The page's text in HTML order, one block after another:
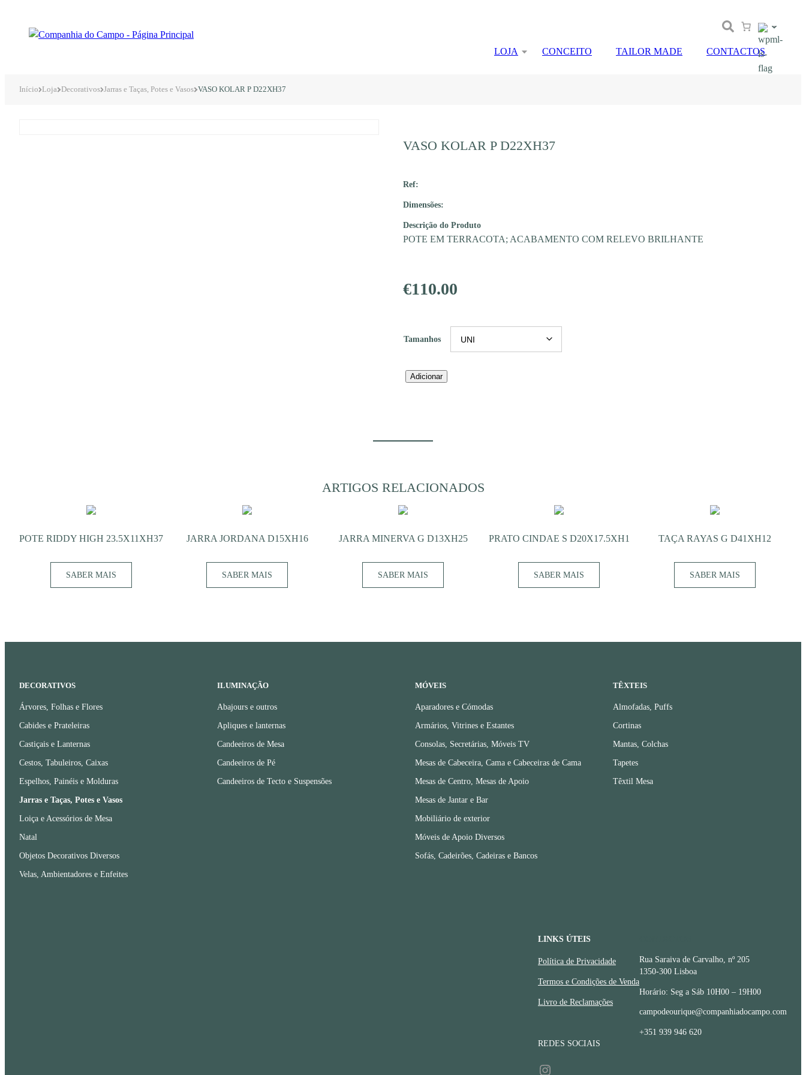
LOJA CONCEITO TAILOR MADE CONTACTOS
Início Loja Decorativos Jarras e Taças, Potes e Vasos VASO KOLAR P D22XH37
VASO KOLAR P D22XH37
Ref:
Dimensões:
Descrição do Produto
POTE EM TERRACOTA; ACABAMENTO COM RELEVO BRILHANTE
€110.00
Tamanhos
Quantidade
Adicionar
ARTIGOS RELACIONADOS
POTE RIDDY HIGH 23.5X11XH37
SABER MAIS
JARRA JORDANA D15XH16
SABER MAIS
JARRA MINERVA G D13XH25
SABER MAIS
PRATO CINDAE S D20X17.5XH1
SABER MAIS
TAÇA RAYAS G D41XH12
SABER MAIS
DECORATIVOS
Árvores, Folhas e Flores
Cabides e Prateleiras
Castiçais e Lanternas
Cestos, Tabuleiros, Caixas
Espelhos, Painéis e Molduras
Jarras e Taças, Potes e Vasos
Loiça e Acessórios de Mesa
Natal
Objetos Decorativos Diversos
Velas, Ambientadores e Enfeites
ILUMINAÇÃO
Abajours e outros
Apliques e lanternas
Candeeiros de Mesa
Candeeiros de Pé
Candeeiros de Tecto e Suspensões
MÓVEIS
Aparadores e Cómodas
Armários, Vitrines e Estantes
Consolas, Secretárias, Móveis TV
Mesas de Cabeceira, Cama e Cabeceiras de Cama
Mesas de Centro, Mesas de Apoio
Mesas de Jantar e Bar
Mobiliário de exterior
Móveis de Apoio Diversos
Sofás, Cadeirões, Cadeiras e Bancos
TÊXTEIS
Almofadas, Puffs
Cortinas
Mantas, Colchas
Tapetes
Têxtil Mesa
LINKS ÚTEIS
Política de Privacidade
Termos e Condições de Venda
Livro de Reclamações
REDES SOCIAIS
Instagram
Rua Saraiva de Carvalho, nº 205
1350-300 Lisboa
Horário: Seg a Sáb 10H00 – 19H00
campodeourique@companhiadocampo.com
+351 939 946 620